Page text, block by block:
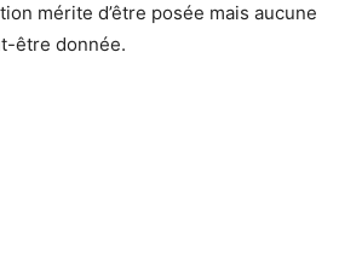
mérite d’être posée mais aucune
être donnée.